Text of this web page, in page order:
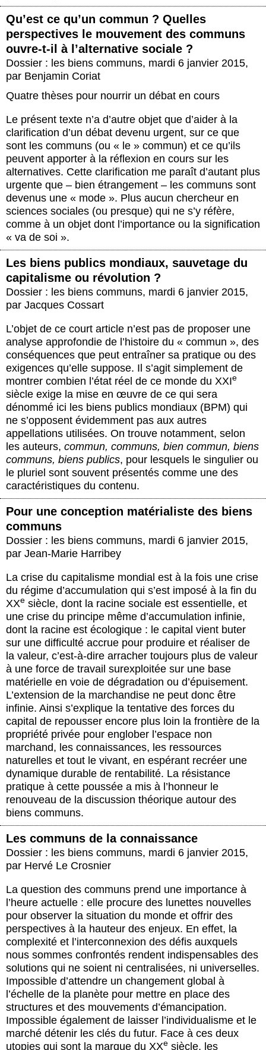
Qu’est ce qu’un commun ? Quelles
perspectives le mouvement des communs
ouvre-t-il à l’alternative sociale ?
Dossier : les biens communs, mardi 6 janvier 2015,
par Benjamin Coriat
Quatre thèses pour nourrir un débat en cours
Le présent texte n’a d’autre objet que d’aider à la
clarification d’un débat devenu urgent, sur ce que
sont les communs (ou « le » commun) et ce qu’ils
peuvent apporter à la réflexion en cours sur les
alternatives. Cette clarification me paraît d’autant plus
urgente que – bien étrangement – les communs sont
devenus une « mode ». Plus aucun chercheur en
sciences sociales (ou presque) qui ne s’y réfère,
comme à un objet dont l’importance ou la signification
« va de soi ».
Les biens publics mondiaux, sauvetage du
capitalisme ou révolution ?
Dossier : les biens communs, mardi 6 janvier 2015,
par Jacques Cossart
L’objet de ce court article n’est pas de proposer une
analyse approfondie de l’histoire du « commun », des
conséquences que peut entraîner sa pratique ou des
exigences qu’elle suppose. Il s’agit simplement de
montrer combien l’état réel de ce monde du XXIe
siècle exige la mise en œuvre de ce qui sera
dénommé ici les biens publics mondiaux (BPM) qui
ne s’opposent évidemment pas aux autres
appellations utilisées. On trouve notamment, selon
les auteurs, commun, communs, bien commun, biens
communs, biens publics, pour lesquels le singulier ou
le pluriel sont souvent présentés comme une des
caractéristiques du contenu.
Pour une conception matérialiste des biens
communs
Dossier : les biens communs, mardi 6 janvier 2015,
par Jean-Marie Harribey
La crise du capitalisme mondial est à la fois une crise
du régime d’accumulation qui s’est imposé à la fin du
XXe siècle, dont la racine sociale est essentielle, et
une crise du principe même d’accumulation infinie,
dont la racine est écologique : le capital vient buter
sur une difficulté accrue pour produire et réaliser de
la valeur, c’est-à-dire arracher toujours plus de valeur
à une force de travail surexploitée sur une base
matérielle en voie de dégradation ou d’épuisement.
L’extension de la marchandise ne peut donc être
infinie. Ainsi s’explique la tentative des forces du
capital de repousser encore plus loin la frontière de la
propriété privée pour englober l’espace non
marchand, les connaissances, les ressources
naturelles et tout le vivant, en espérant recréer une
dynamique durable de rentabilité. La résistance
pratique à cette poussée a mis à l’honneur le
renouveau de la discussion théorique autour des
biens communs.
Les communs de la connaissance
Dossier : les biens communs, mardi 6 janvier 2015,
par Hervé Le Crosnier
La question des communs prend une importance à
l’heure actuelle : elle procure des lunettes nouvelles
pour observer la situation du monde et offrir des
perspectives à la hauteur des enjeux. En effet, la
complexité et l’interconnexion des défis auxquels
nous sommes confrontés rendent indispensables des
solutions qui ne soient ni centralisées, ni universelles.
Impossible d’attendre un changement global à
l’échelle de la planète pour mettre en place des
structures et des mouvements d’émancipation.
Impossible également de laisser l’individualisme et le
marché détenir les clés du futur. Face à ces deux
utopies qui sont la marque du XXe siècle, les